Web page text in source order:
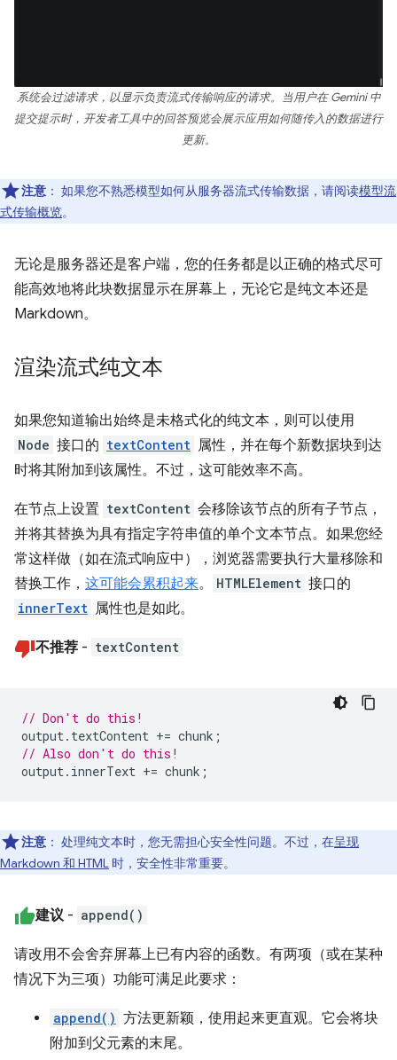
系统会过滤请求，以显示负责流式传输响应的请求。当用户在 Gemini 中
提交提示时，开发者工具中的回答预览会展示应用如何随传入的数据进行
更新。
注意 ： 如果您不熟悉模型如何从服务器流式传输数据，请阅读模型流
式传输概览。
无论是服务器还是客户端，您的任务都是以正确的格式尽可
能高效地将此块数据显示在屏幕上，无论它是纯文本还是
Markdown。
渲染流式纯文本
如果您知道输出始终是未格式化的纯文本，则可以使用
Node 接口的 textContent 属性，并在每个新数据块到达
时将其附加到该属性。不过，这可能效率不高。
在节点上设置 textContent 会移除该节点的所有子节点，
并将其替换为具有指定字符串值的单个文本节点。如果您经
常这样做（如在流式响应中），浏览器需要执行大量移除和
替换工作， 这可能会累积起来。 HTMLElement 接口的
innerText 属性也是如此。
不推荐 - textContent
// Don't do this!
output. textContent += chunk ;
// Also don't do this!
output. innerText += chunk ;
注意 ： 处理纯文本时，您无需担心安全性问题。不过，在呈现
Markdown 和 HTML 时，安全性非常重要。
建议- append()
请改用不会舍弃屏幕上已有内容的函数。有两项（或在某种
情况下为三项）功能可满足此要求：
append() 方法更新颖，使用起来更直观。它会将块
附加到父元素的末尾。